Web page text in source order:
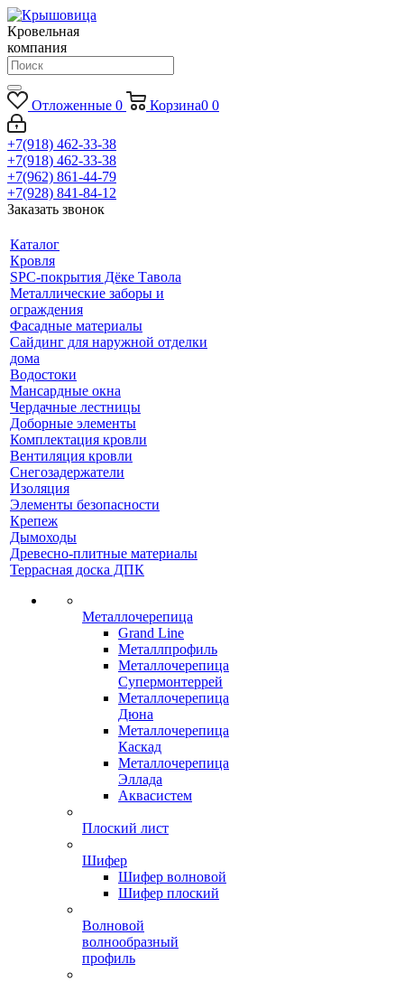
Кровельная
компания
Отложенные 0 Корзина0 0
+7(918) 462-33-38
+7(918) 462-33-38
+7(962) 861-44-79
+7(928) 841-84-12
Заказать звонок
Каталог
Кровля
SPC-покрытия Дёке Тавола
Металлические заборы и
ограждения
Фасадные материалы
Сайдинг для наружной отделки
дома
Водостоки
Мансардные окна
Чердачные лестницы
Доборные элементы
Комплектация кровли
Вентиляция кровли
Снегозадержатели
Изоляция
Элементы безопасности
Крепеж
Дымоходы
Древесно-плитные материалы
Террасная доска ДПК
Металлочерепица
Grand Line
Металлпрофиль
Металлочерепица
Супермонтеррей
Металлочерепица
Дюна
Металлочерепица
Каскад
Металлочерепица
Эллада
Аквасистем
Плоский лист
Шифер
Шифер волновой
Шифер плоский
Волновой
волнообразный
профиль